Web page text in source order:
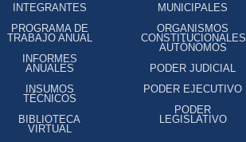
INTEGRANTES
PROGRAMA DE
TRABAJO ANUAL
INFORMES
ANUALES
INSUMOS
TÉCNICOS
BIBLIOTECA
VIRTUAL
MUNICIPALES
ORGANISMOS
CONSTITUCIONALES
AUTÓNOMOS
PODER JUDICIAL
PODER EJECUTIVO
PODER
LEGISLATIVO